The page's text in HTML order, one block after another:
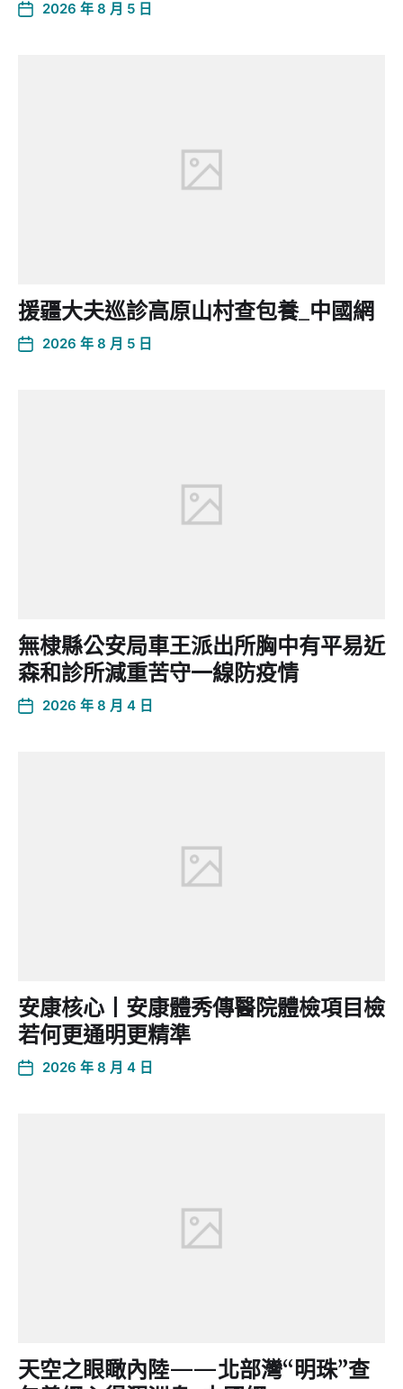
2026 年 8 月 5 日
援疆大夫巡診高原山村查包養_中國網
2026 年 8 月 5 日
無棣縣公安局車王派出所胸中有平易近
森和診所減重苦守一線防疫情
2026 年 8 月 4 日
安康核心丨安康體秀傳醫院體檢項目檢
若何更通明更精準
2026 年 8 月 4 日
天空之眼瞰內陸——北部灣“明珠”查